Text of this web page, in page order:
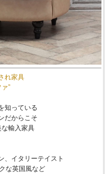
れ家具
”
知っている
だからこそ
な輸入家具
、イタリーテイスト
な英国風など